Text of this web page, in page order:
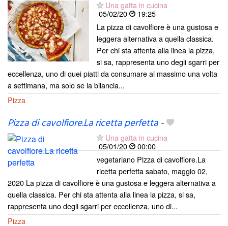
Una gatta in cucina
05/02/20
19:25
La pizza di cavolfiore è una gustosa e
leggera alternativa a quella classica.
Per chi sta attenta alla linea la pizza,
si sa, rappresenta uno degli sgarri per
eccellenza, uno di quei piatti da consumare al massimo una volta
a settimana, ma solo se la bilancia...
Pizza
Pizza di cavolfiore.La ricetta perfetta-
Una gatta in cucina
05/01/20
00:00
vegetariano Pizza di cavolfiore.La
ricetta perfetta sabato, maggio 02,
2020 La pizza di cavolfiore è una gustosa e leggera alternativa a
quella classica. Per chi sta attenta alla linea la pizza, si sa,
rappresenta uno degli sgarri per eccellenza, uno di...
Pizza